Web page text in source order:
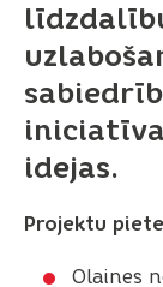
idejas.
Projektu
Olaines